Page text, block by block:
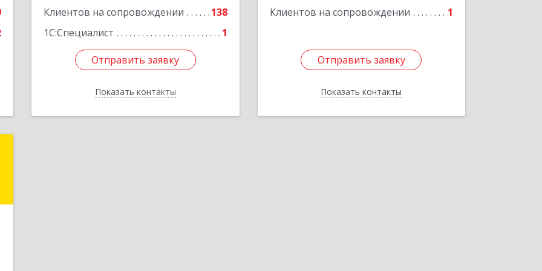
Клиентов на сопровождении
138
1С:Специалист
1
Отправить заявку
Показать контакты
Отправить заявку
Назад
Клиентов на сопровождении 1
Отправить заявку
Показать контакты
Отправить заявку
Назад